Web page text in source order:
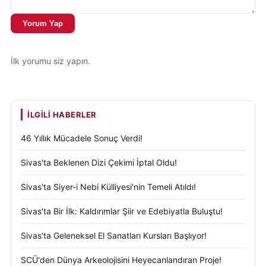
ürünlere ilgi duyan vatandaşlar tarafından yoğun ilgi
görüyor.
Kentte sürdürülen bu çalışmalar, yalnızca ekonomik
büyük önem taşıyor. Geleneksel yöntemlerle
günümüze taşıyan özel bir eser niteliği taşıyor.
Hüseyin Göçer, üretim sürecinin her aşamasında
sabır, ustalık ve estetik anlayışın bulunduğunu
belirterek, ham bir boynuzun uzun işlemler
sonucunda zarif bir ürüne dönüştüğünü ifade etti.
Boynuzun ilk halinden başlayarak kesim,
Yorum Yap
İlk yorumu siz yapın.
İLGILI HABERLER
46 Yıllık Mücadele Sonuç Verdi!
Sivas'ta Beklenen Dizi Çekimi İptal Oldu!
Sivas'ta Siyer-i Nebi Külliyesi'nin Temeli Atıldı!
Sivas'ta Bir İlk: Kaldırımlar Şiir ve Edebiyatla Buluştu!
Sivas'ta Geleneksel El Sanatları Kursları Başlıyor!
SCÜ'den Dünya Arkeolojisini Heyecanlandıran Proje!